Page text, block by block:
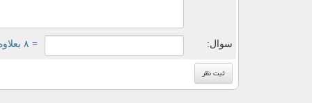
سوال: = ۸ بعلاوه ۳